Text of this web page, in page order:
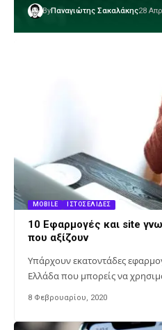
ByΠαναγιώτης Σακαλάκης28
MOBILE ΙΣΤΟΣΕΛΊΔΕΣ
10 Εφαρμογές και site
που αξίζουν
Υπάρχουν εκατοντάδες
Ελλάδα που μπορείς να
8 Φεβρουαρίου, 2020